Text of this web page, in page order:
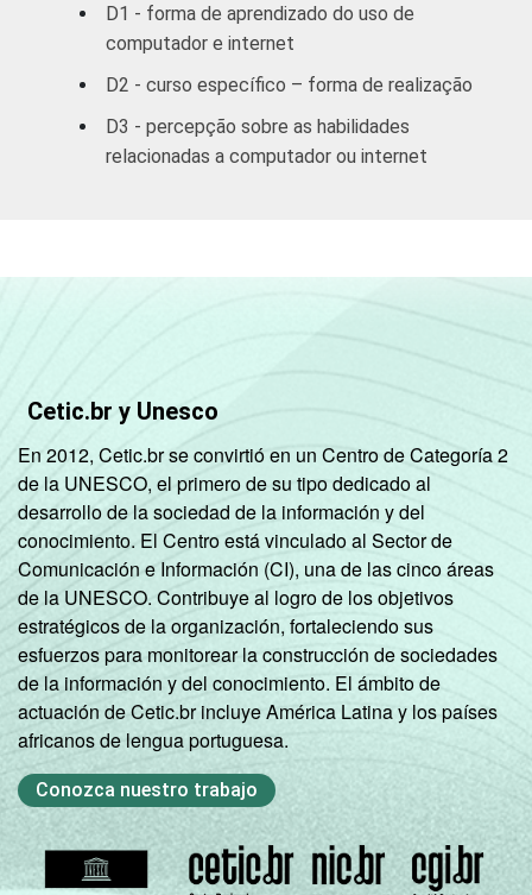
REGIÃO
Norte /
Centro
79
Nordeste
Sul 69
SÉRIE
4ª série / 5º
ano do
Ensino
Fundamental
8ª série / 9º
ano do
Ensino
Fundamental
2º ano do
Ensino
COMPUTADOR
INSTALADO NO
Tem 71
D1 - forma de aprendizado do uso de
computador e internet
D2 - curso específico – forma de realização
D3 - percepção sobre as habilidades
relacionadas a computador ou internet
Cetic.br y Unesco
En 2012, Cetic.br se convirtió en un Centro de Categoría 2
de la UNESCO, el primero de su tipo dedicado al
desarrollo de la sociedad de la información y del
conocimiento. El Centro está vinculado al Sector de
Comunicación e Información (CI), una de las cinco áreas
de la UNESCO. Contribuye al logro de los objetivos
estratégicos de la organización, fortaleciendo sus
esfuerzos para monitorear la construcción de sociedades
de la información y del conocimiento. El ámbito de
actuación de Cetic.br incluye América Latina y los países
africanos de lengua portuguesa.
Conozca nuestro trabajo